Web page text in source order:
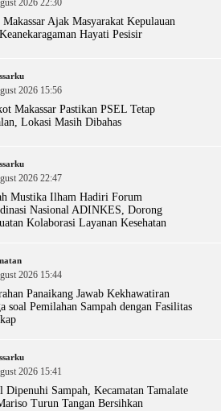
2026 22:30
Ajak Masyarakat Kepulauan
Hayati Pesisir
2026 15:56
Makassar Pastikan PSEL Tetap
Lokasi Masih Dibahas
2026 22:47
Mustika Ilham Hadiri Forum
Nasional ADINKES, Dorong
Kolaborasi Layanan Kesehatan
2026 15:44
Panaikang Jawab Kekhawatiran
soal Pemilahan Sampah dengan Fasilitas
2026 15:41
Dipenuhi Sampah, Kecamatan Tamalate
Turun Tangan Bersihkan